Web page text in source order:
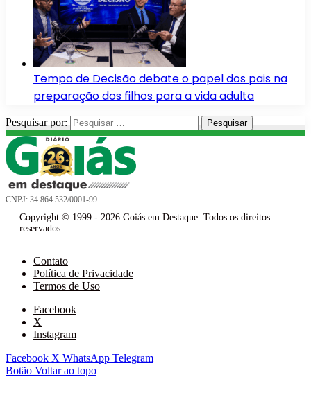
Tempo de Decisão debate o papel dos pais na
preparação dos filhos para a vida adulta
Pesquisar por:
CNPJ: 34.864.532/0001-99
Copyright © 1999 - 2026 Goiás em Destaque. Todos os direitos
reservados.
Contato
Política de Privacidade
Termos de Uso
Facebook
X
Instagram
Facebook X WhatsApp Telegram
Botão Voltar ao topo